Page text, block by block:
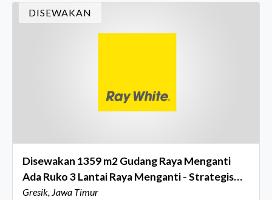
DISEWAKAN
Disewakan 1359 m2 Gudang Raya Menganti
Ada Ruko 3 Lantai Raya Menganti - Strategis
Hadap Nol Jalan Raya Komersial Area Cocok
Gresik, Jawa Timur